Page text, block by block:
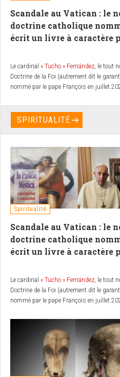
Scandale au Vatican : le
doctrine catholique
écrit un livre à caractère
Le cardinal « Tucho » Fernández, le tout
Doctrine de la Foi (autrement dit le
nommé par le pape François en juillet
Pour cause, il avait publié un livre
Sensualité» contenant des contenus
caractère explicitement pornographique,
perversion volontaire de la doctrine
lecteurs de découvrir quelques extraits
copie intégralepuisque ce dernier vient
SPIRITUALITÉ
Spiritualité
Scandale au Vatican : le
doctrine catholique
écrit un livre à caractère
Le cardinal « Tucho » Fernández, le tout
Doctrine de la Foi (autrement dit le
nommé par le pape François en juillet
Pour cause, il avait publié un livre
Sensualité» contenant des contenus
à caractère explicitement
catholiques à appeler à la mise aux
perversion volontaire de la doctrine
lecteurs de découvrir quelques extraits